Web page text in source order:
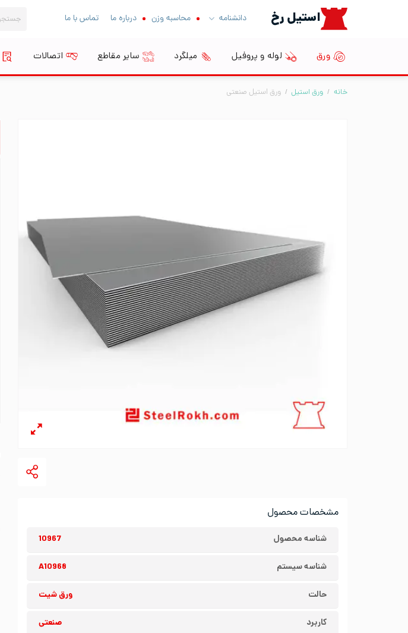
استیل رخ دانشنامه محاسبه وزن درباره ما تماس با ما
برای:
ورق لوله و پروفیل میلگرد سایر مقاطع اتصالات
خانه / ورق استیل / ورق استیل صنعتی
مشخصات محصول
شناسه محصول 10967
شناسه سیستم A10968
حالت ورق شیت
کاربرد صنعتی